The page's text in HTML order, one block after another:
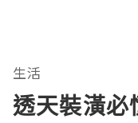
生活
透天裝潢必